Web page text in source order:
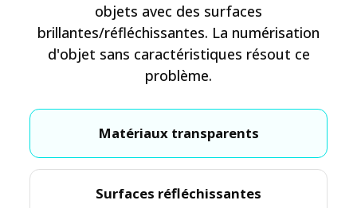
objets avec des surfaces
brillantes/réfléchissantes. La numérisation
d'objet sans caractéristiques résout ce
problème.
Matériaux transparents
Surfaces réfléchissantes